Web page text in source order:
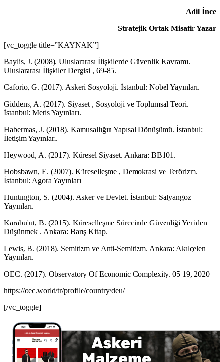
Adil İnce
Stratejik Ortak Misafir Yazar
[vc_toggle title=”KAYNAK”]
Baylis, J. (2008). Uluslararası İlişkilerde Güvenlik Kavramı.
Uluslararası İlişkiler Dergisi , 69-85.
Caforio, G. (2017). Askeri Sosyoloji. İstanbul: Nobel Yayınları.
Giddens, A. (2017). Siyaset , Sosyoloji ve Toplumsal Teori.
İstanbul: Metis Yayınları.
Habermas, J. (2018). Kamusallığın Yapısal Dönüşümü. İstanbul:
İletişim Yayınları.
Heywood, A. (2017). Küresel Siyaset. Ankara: BB101.
Hobsbawn, E. (2007). Küreselleşme , Demokrasi ve Terörizm.
İstanbul: Agora Yayınları.
Huntington, S. (2004). Asker ve Devlet. İstanbul: Salyangoz
Yayınları.
Karabulut, B. (2015). Küreselleşme Sürecinde Güvenliği Yeniden
Düşünmek . Ankara: Barış Kitap.
Lewis, B. (2018). Semitizm ve Anti-Semitizm. Ankara: Akılçelen
Yayınları.
OEC. (2017). Observatory Of Economic Complexity. 05 19, 2020
https://oec.world/tr/profile/country/deu/
[/vc_toggle]